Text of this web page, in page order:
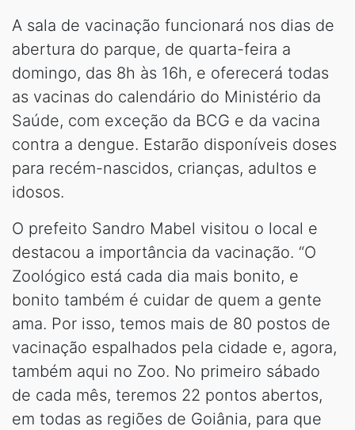
A sala de vacinação funcionará nos dias de
abertura do parque, de quarta-feira a
domingo, das 8h às 16h, e oferecerá todas
as vacinas do calendário do Ministério da
Saúde, com exceção da BCG e da vacina
contra a dengue. Estarão disponíveis doses
para recém-nascidos, crianças, adultos e
idosos.
O prefeito Sandro Mabel visitou o local e
destacou a importância da vacinação. “O
Zoológico está cada dia mais bonito, e
bonito também é cuidar de quem a gente
ama. Por isso, temos mais de 80 postos de
vacinação espalhados pela cidade e, agora,
também aqui no Zoo. No primeiro sábado
de cada mês, teremos 22 pontos abertos,
em todas as regiões de Goiânia, para que